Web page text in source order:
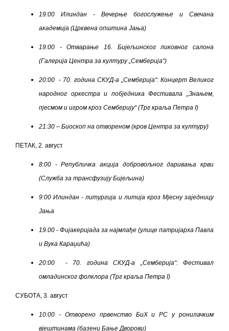
19:00 Илиндан - Вечерње богослужење и Свечана
академија (Црквена општина Јања)
19:00 - Отварање 16. Бијељинског ликовног салона
(Галерија Центра за културу „Семберија“)
20:00 - 70. година СКУД-а „Семберија“: Концерт Великог
народног оркестра и побједника Фестивала „Знањем,
пјесмом и игром кроз Семберију“ (Трг краља Петра I)
21:30 – Биоскоп на отвореном (кров Центра за културу)
ПЕТАК, 2. август
8:00 - Републичка акција добровољног даривања крви
(Служба за трансфузију Бијељина)
9:00 Илиндан - литургија и литија кроз Мјесну заједницу
Јања
19.00 - Фијакеријада за најмлађе (улице патријарха Павла
и Вука Караџића)
20:00 - 70. година СКУД-а „Семберија“: Фестивал
омладинског фолклора (Трг краља Петра I)
СУБОТА, 3. август
10:00 - Отворено првенство БиХ и РС у ронилачким
вјештинама (базени Бање Дворови)